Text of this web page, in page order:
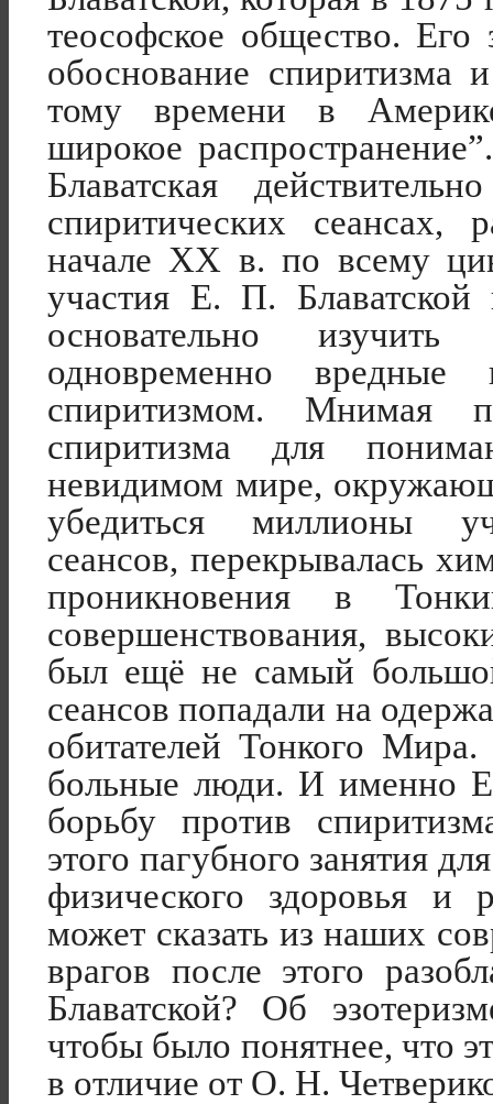
теософское общество.
обоснование спиритизма
тому времени в
широкое распространение”
Блаватская
спиритических сеансах,
начале XX в. по всему
участия Е. П.
основательно
одновременно вредные
спиритизмом. Мнимая
спиритизма для
невидимом мире,
убедиться миллионы
сеансов, перекрывалась
проникновения в
совершенствования,
был ещё не самый
сеансов попадали на
обитателей Тонкого
больные люди. И именно
борьбу против
этого пагубного занятия
физического здоровья и
может сказать из наших
врагов после этого
Блаватской? Об
чтобы было понятнее, что
в отличие от О. Н.